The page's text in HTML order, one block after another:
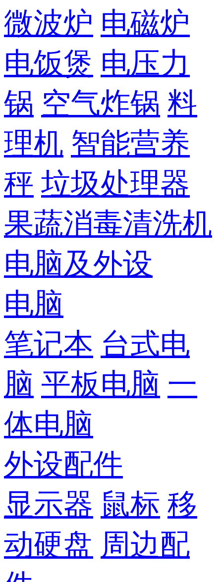
微波炉 电磁炉
电饭煲 电压力
锅 空气炸锅 料
理机 智能营养
秤 垃圾处理器
果蔬消毒清洗机
电脑及外设
电脑
笔记本 台式电
脑 平板电脑 一
体电脑
外设配件
显示器 鼠标 移
动硬盘 周边配